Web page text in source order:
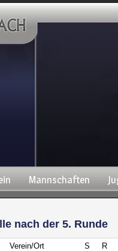
Mannschaften
nach der 5. Runde
Verein/Ort S R